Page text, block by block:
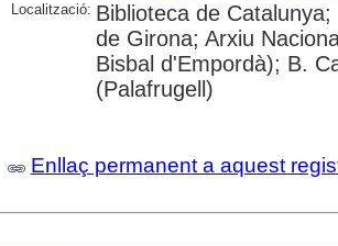
Localització: Biblioteca de
de Girona; Arxiu
Bisbal d'Empordà); B.
(Palafrugell)
Enllaç permanent a aquest